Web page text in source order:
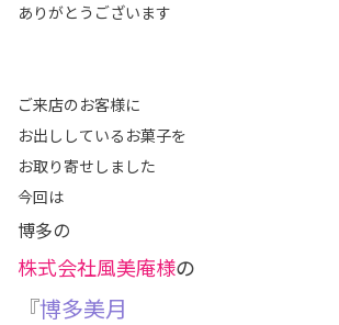
ありがとうございます
ご来店のお客様に
お出ししているお菓子を
お取り寄せしました
今回は
博多の
株式会社風美庵様の
『博多美月